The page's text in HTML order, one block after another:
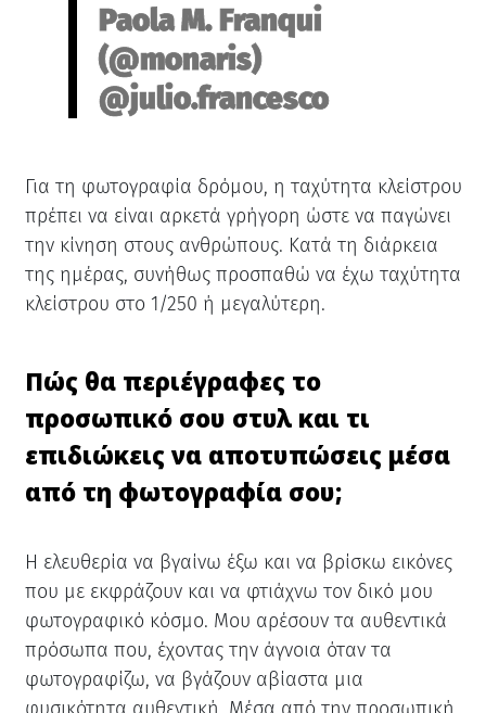
Paola M. Franqui
(@monaris)
@julio.francesco
Για τη φωτογραφία δρόμου, η ταχύτητα κλείστρου
πρέπει να είναι αρκετά γρήγορη ώστε να παγώνει
την κίνηση στους ανθρώπους. Κατά τη διάρκεια
της ημέρας, συνήθως προσπαθώ να έχω ταχύτητα
κλείστρου στο 1/250 ή μεγαλύτερη.
Πώς θα περιέγραφες το
προσωπικό σου στυλ και τι
επιδιώκεις να αποτυπώσεις μέσα
από τη φωτογραφία σου;
Η ελευθερία να βγαίνω έξω και να βρίσκω εικόνες
που με εκφράζουν και να φτιάχνω τον δικό μου
φωτογραφικό κόσμο. Μου αρέσουν τα αυθεντικά
πρόσωπα που, έχοντας την άγνοια όταν τα
φωτογραφίζω, να βγάζουν αβίαστα μια
φυσικότητα αυθεντική. Μέσα από την προσωπική